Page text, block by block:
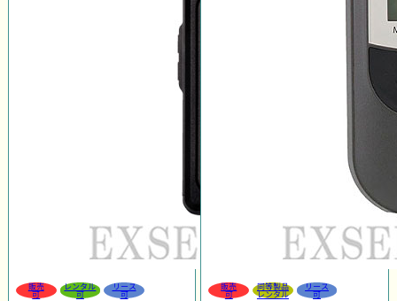
販売
可
レンタル
可
リース
可
販売
可
同等製品
レンタル
リース
可